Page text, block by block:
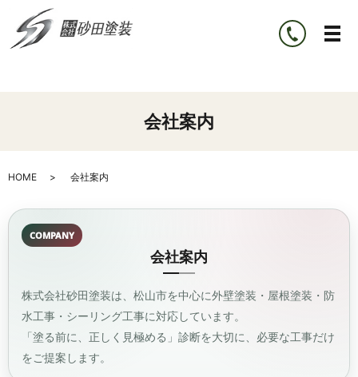
会社案内
HOME 会社案内
COMPANY
会社案内
株式会社砂田塗装は、松山市を中心に外壁塗装・屋根塗装・防
水工事・シーリング工事に対応しています。
「塗る前に、正しく見極める」診断を大切に、必要な工事だけ
をご提案します。